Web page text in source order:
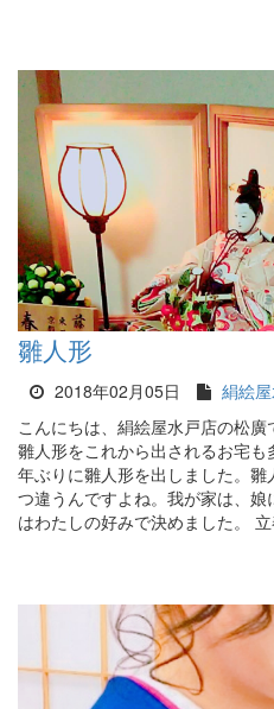
雛人形
2018年02月05日 絹絵
こんにちは、絹絵屋水戸店の松廣
雛人形をこれから出されるお宅
年ぶりに雛人形を出しました。
つ違うんですよね。我が家は、
はわたしの好みで決めました。